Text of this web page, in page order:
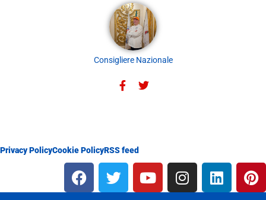
Consigliere Nazionale
Privacy PolicyCookie PolicyRSS feed